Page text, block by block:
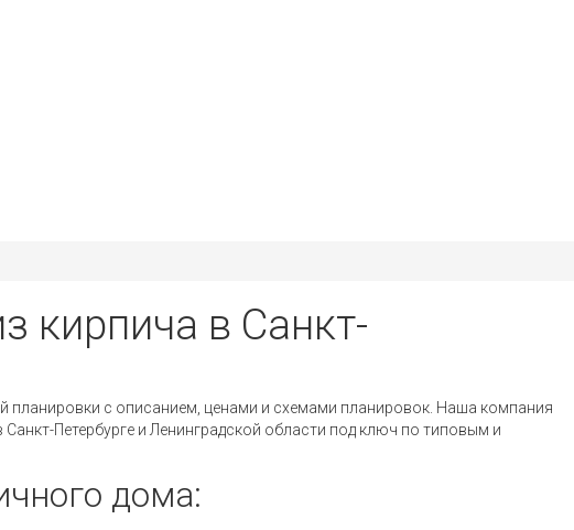
кирпича в Санкт-
планировки с описанием, ценами и схемами планировок. Наша компания
Петербурге и Ленинградской области под ключ по типовым и
дома: